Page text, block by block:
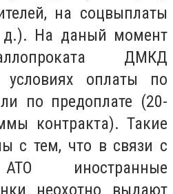
на соцвыплаты
д.). На даный момент
ДМКД
условиях оплаты по
по предоплате (20-
контракта). Такие
с тем, что в связи с
иностранные
неохотно выдают